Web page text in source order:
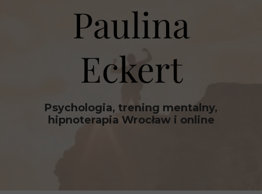
Paulina
Eckert
Psychologia, trening mentalny,
hipnoterapia Wrocław i online